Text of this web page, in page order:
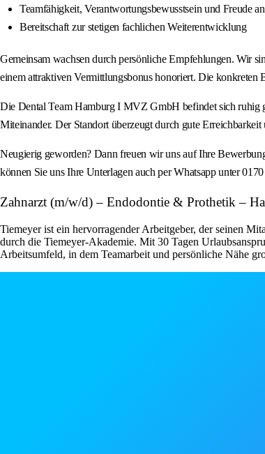
Teamfähigkeit, Verantwortungsbewusstsein und Freude
Bereitschaft zur stetigen fachlichen Weiterentwicklung
Gemeinsam wachsen durch persönliche Empfehlungen. Wir
einem attraktiven Vermittlungsbonus honoriert. Die konkreten
Die Dental Team Hamburg I MVZ GmbH befindet sich ruhig
Miteinander. Der Standort überzeugt durch gute
Neugierig geworden? Dann freuen wir uns auf Ihre
können Sie uns Ihre Unterlagen auch per Whatsapp unter
Zahnarzt (m/w/d) – Endodontie & Prothetik –
Tiemeyer ist ein hervorragender Arbeitgeber, der seinen
durch die Tiemeyer-Akademie. Mit 30 Tagen
Arbeitsumfeld, in dem Teamarbeit und persönliche Nähe